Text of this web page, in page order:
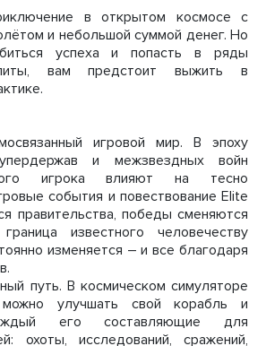
в открытом космосе с
и небольшой суммой денег. Но
успеха и попасть в ряды
вам предстоит выжить в
игровой мир. В эпоху
и межзвездных войн
игрока влияют на тесно
события и повествование Elite
правительства, победы сменяются
известного человечеству
изменяется – и все благодаря
путь. В космическом симуляторе
улучшать свой корабль и
его составляющие для
охоты, исследований, сражений,